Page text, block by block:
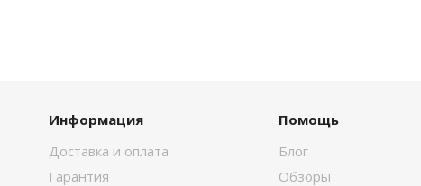
Информация
Доставка и оплата
Гарантия
Помощь
Блог
Обзоры